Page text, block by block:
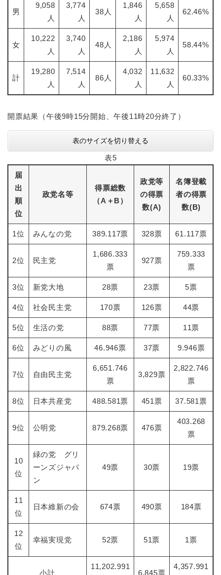
男
9,058
人
3,774
人
38人
1,846
人
5,658
人
62.46%
女
10,222
人
3,740
人
48人
2,186
人
5,974
人
58.44%
計
19,280
人
7,514
人
86人
4,032
人
11,632
人
60.33%
開票結果（午後9時15分開始、午後11時20分終了）
表のサイズを切り替える
表5
届
出
順
位
政党名等
得票総数
（A＋B）
政党等
の得票
数(A)
名簿登載
者の得票
数(B)
1位 みんなの党 389.117票 328票 61.117票
2位 民主党
1,686.333
票
927票
759.333
票
3位 新党大地 28票 23票 5票
4位 社会民主党 170票 126票 44票
5位 生活の党 88票 77票 11票
6位 みどりの風 46.946票 37票 9.946票
7位 自由民主党
6,651.746
票
3,829票
2,822.746
票
8位 日本共産党 488.581票 451票 37.581票
9位 公明党 879.268票 476票
403.268
票
10
位
緑の党 グリ
ーンズジャパ
ン
49票 30票 19票
11
位
日本維新の会 674票 490票 184票
12
位
幸福実現党 52票 51票 1票
小計
11,202.991
6,845票
4,357.991